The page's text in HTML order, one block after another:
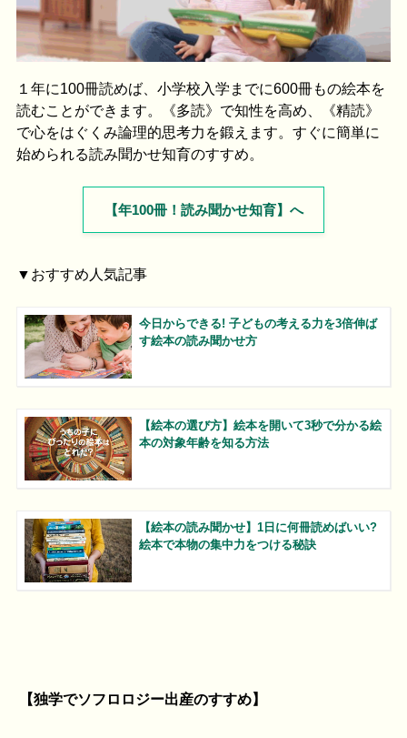
１年に100冊読めば、小学校入学までに600冊もの絵本を
読むことができます。《多読》で知性を高め、《精読》
で心をはぐくみ論理的思考力を鍛えます。すぐに簡単に
始められる読み聞かせ知育のすすめ。
【年100冊！読み聞かせ知育】へ
▼おすすめ人気記事
今日からできる! 子どもの考える力を3倍伸ば
す絵本の読み聞かせ方
【絵本の選び方】絵本を開いて3秒で分かる絵
本の対象年齢を知る方法
【絵本の読み聞かせ】1日に何冊読めばいい?
絵本で本物の集中力をつける秘訣
【独学でソフロロジー出産のすすめ】